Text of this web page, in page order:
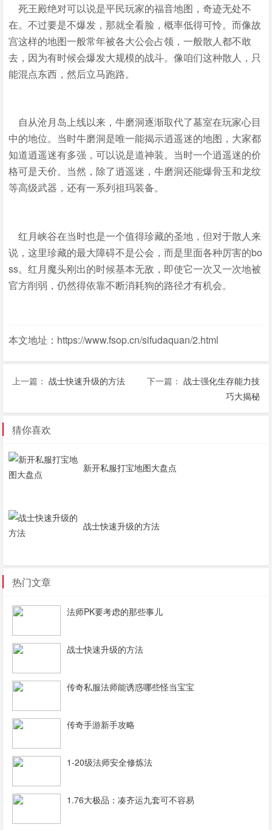
死王殿绝对可以说是平民玩家的福音地图，奇迹无处不
在。不过要是不爆发，那就全看脸，概率低得可怜。而像故
宫这样的地图一般常年被各大公会占领，一般散人都不敢
去，因为有时候会爆发大规模的战斗。像咱们这种散人，只
能混点东西，然后立马跑路。
自从沧月岛上线以来，牛磨洞逐渐取代了墓室在玩家心目
中的地位。当时牛磨洞是唯一能揭示逍遥迷的地图，大家都
知道逍遥迷有多强，可以说是道神装。当时一个逍遥迷的价
格可是天价。当然，除了逍遥迷，牛磨洞还能爆骨玉和龙纹
等高级武器，还有一系列祖玛装备。
红月峡谷在当时也是一个值得珍藏的圣地，但对于散人来
说，这里珍藏的最大障碍不是公会，而是里面各种厉害的bo
ss。红月魔头刚出的时候基本无敌，即使它一次又一次地被
官方削弱，仍然得依靠不断消耗狗的路径才有机会。
本文地址：https://www.fsop.cn/sifudaquan/2.html
上一篇： 战士快速升级的方法 下一篇： 战士强化生存能力技
巧大揭秘
猜你喜欢
新开私服打宝地图大盘点
战士快速升级的方法
热门文章
法师PK要考虑的那些事儿
战士快速升级的方法
传奇私服法师能诱惑哪些怪当宝宝
传奇手游新手攻略
1-20级法师安全修炼法
1.76大极品：凑齐运九套可不容易